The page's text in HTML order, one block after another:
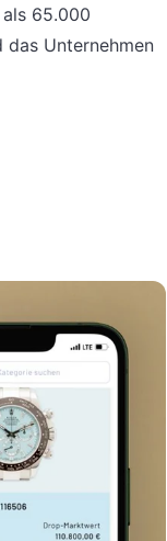
65.000
Unternehmen